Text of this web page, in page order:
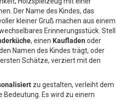
Der Name des Kindes, das
kleiner Gruß machen aus einem
Erinnerungsstück. Stell
, einen Kaufladen oder
Namen des Kindes trägt, oder
Schätze, verziert mit den
zu gestalten, verleiht dem
Es wird zu einem